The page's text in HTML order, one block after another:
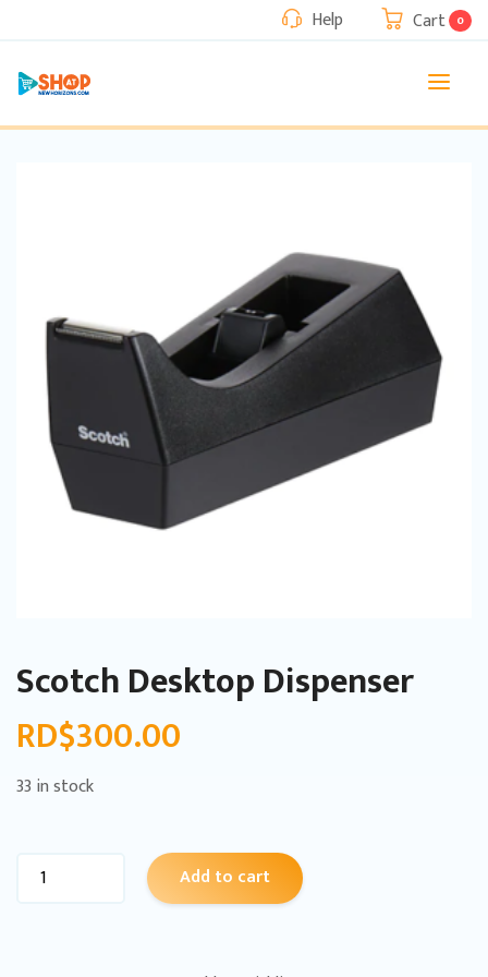
Help Cart 0
Scotch Desktop Dispenser
RD$300.00
33 in stock
Add to cart